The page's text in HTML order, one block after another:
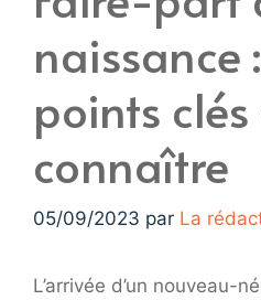
naissance
points clés
connaître
05/09/2023 par La
L’arrivée d’un nouveau-